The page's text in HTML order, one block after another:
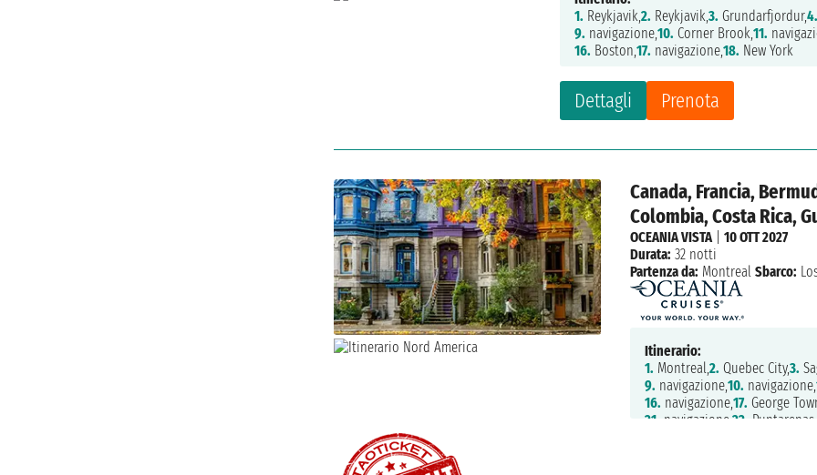
Dettagli Prenota
1. Reykjavik,2. Reykjavik,3. Grundarfjordur,4.
9. navigazione,10. Corner Brook,11.
16. Boston,17. navigazione,18. New York
Canada, Francia,
Colombia, Costa Rica,
OCEANIA VISTA| 10 OTT 2027
Durata: 32 notti
Partenza da: Montreal Sbarco:
Itinerario:
1. Montreal,2. Quebec City,3.
9. navigazione,10. navigazione,
16. navigazione,17. George
21. navigazione, 22. Puntarenas,